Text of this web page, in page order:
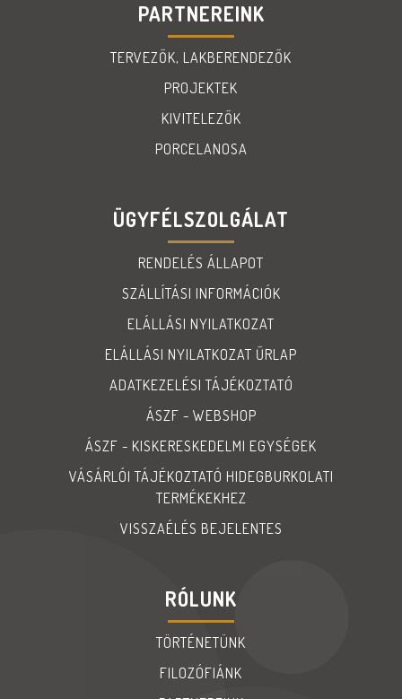
PARTNEREINK
TERVEZŐK, LAKBERENDEZŐK
PROJEKTEK
KIVITELEZŐK
PORCELANOSA
ÜGYFÉLSZOLGÁLAT
RENDELÉS ÁLLAPOT
SZÁLLÍTÁSI INFORMÁCIÓK
ELÁLLÁSI NYILATKOZAT
ELÁLLÁSI NYILATKOZAT ŰRLAP
ADATKEZELÉSI TÁJÉKOZTATÓ
ÁSZF - WEBSHOP
ÁSZF - KISKERESKEDELMI EGYSÉGEK
VÁSÁRLÓI TÁJÉKOZTATÓ HIDEGBURKOLATI
TERMÉKEKHEZ
VISSZAÉLÉS BEJELENTES
RÓLUNK
TÖRTÉNETÜNK
FILOZÓFIÁNK